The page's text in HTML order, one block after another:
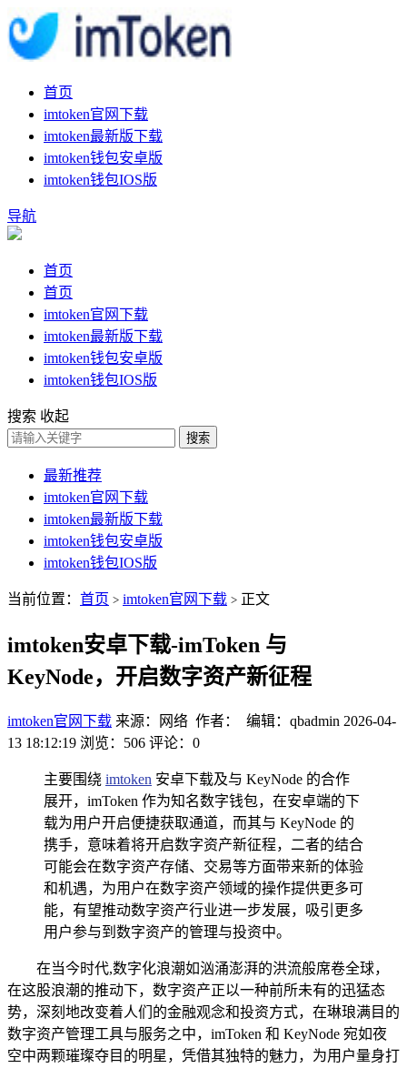
首页
imtoken官网下载
imtoken最新版下载
imtoken钱包安卓版
imtoken钱包IOS版
导航
首页
首页
imtoken官网下载
imtoken最新版下载
imtoken钱包安卓版
imtoken钱包IOS版
搜索 收起
搜索
最新推荐
imtoken官网下载
imtoken最新版下载
imtoken钱包安卓版
imtoken钱包IOS版
当前位置： 首页 > imtoken官网下载 > 正文
imtoken安卓下载-imToken 与
KeyNode，开启数字资产新征程
imtoken官网下载 来源：网络 作者： 编辑：qbadmin 2026-04-
13 18:12:19 浏览：506 评论：0
主要围绕 imtoken 安卓下载及与 KeyNode 的合作
展开，imToken 作为知名数字钱包，在安卓端的下
载为用户开启便捷获取通道，而其与 KeyNode 的
携手，意味着将开启数字资产新征程，二者的结合
可能会在数字资产存储、交易等方面带来新的体验
和机遇，为用户在数字资产领域的操作提供更多可
能，有望推动数字资产行业进一步发展，吸引更多
用户参与到数字资产的管理与投资中。
在当今时代,数字化浪潮如汹涌澎湃的洪流般席卷全球，
在这股浪潮的推动下，数字资产正以一种前所未有的迅猛态
势，深刻地改变着人们的金融观念和投资方式，在琳琅满目的
数字资产管理工具与服务之中，imToken 和 KeyNode 宛如夜
空中两颗璀璨夺目的明星，凭借其独特的魅力，为用户量身打